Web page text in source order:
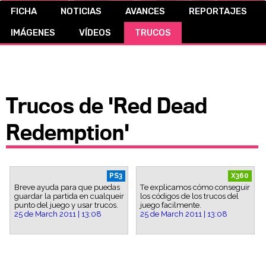
CÓMICS
FICHA NOTICIAS AVANCES
REPORTAJES
IMÁGENES
VÍDEOS TRUCOS
Trucos de 'Red Dead
Redemption'
PS3
Breve ayuda para que puedas
guardar la partida en cualqueir
punto del juego y usar trucos.
25 de March 2011 | 13:08
X360
Te explicamos cómo conseguir
los códigos de los trucos del
juego facilmente.
25 de March 2011 | 13:08